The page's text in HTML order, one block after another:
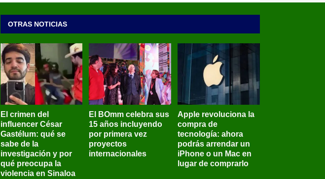
OTRAS NOTICIAS
El crimen del
influencer César
Gastélum: qué se
sabe de la
investigación y por
qué preocupa la
violencia en Sinaloa
El BOmm celebra sus
15 años incluyendo
por primera vez
proyectos
internacionales
Apple revoluciona la
compra de
tecnología: ahora
podrás arrendar un
iPhone o un Mac en
lugar de comprarlo